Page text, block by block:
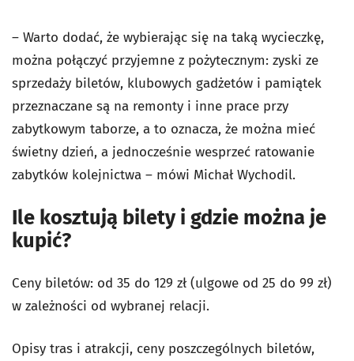
– Warto dodać, że wybierając się na taką wycieczkę,
można połączyć przyjemne z pożytecznym: zyski ze
sprzedaży biletów, klubowych gadżetów i pamiątek
przeznaczane są na remonty i inne prace przy
zabytkowym taborze, a to oznacza, że można mieć
świetny dzień, a jednocześnie wesprzeć ratowanie
zabytków kolejnictwa – mówi Michał Wychodil.
Ile kosztują bilety i gdzie można je
kupić?
Ceny biletów: od 35 do 129 zł (ulgowe od 25 do 99 zł)
w zależności od wybranej relacji.
Opisy tras i atrakcji, ceny poszczególnych biletów,